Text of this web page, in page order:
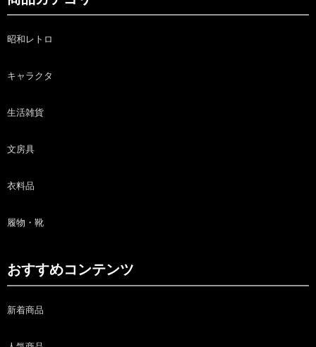
昭和レトロ
キャラクタ
生活雑貨
文房具
衣料品
履物・靴
おすすめコンテンツ
新着商品